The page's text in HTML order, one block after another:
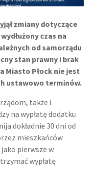
zmiany dotyczące
czas na
od samorządu
stan prawny i brak
Miasto Płock nie jest
ustawowo terminów.
także i
na wypłatę dodatku
dokładnie 30 dni od
mieszkańców
jako pierwsze w
wypłatę